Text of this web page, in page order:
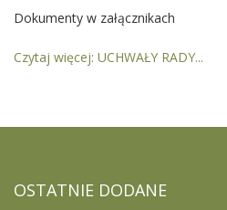
Dokumenty w załącznikach
Czytaj więcej: UCHWAŁY RADY...
OSTATNIE DODANE